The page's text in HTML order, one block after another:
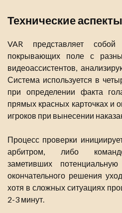
Технические аспекты
VAR представляет собой
покрывающих поле с
видеоассистентов,
Система используется в
при определении факта
прямых красных карточках и
игроков при вынесении
Процесс проверки
арбитром, либо
заметивших
окончательного решения
хотя в сложных ситуациях
2-3 минут.